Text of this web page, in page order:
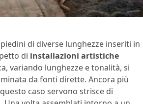
di diverse lunghezze inseriti in
di installazioni artistiche
variando lunghezze e tonalità, si
da fonti dirette. Ancora più
caso servono strisce di